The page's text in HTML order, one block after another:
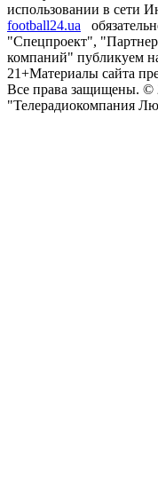
использовании в сети
football24.ua
"Спецпроект",
компаний" публикуем
21+Материалы сайта
Все права защищены. ©
"Телерадиокомпания